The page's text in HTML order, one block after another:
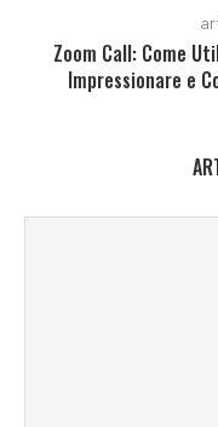
Zoom Call: Come
Impressionare e